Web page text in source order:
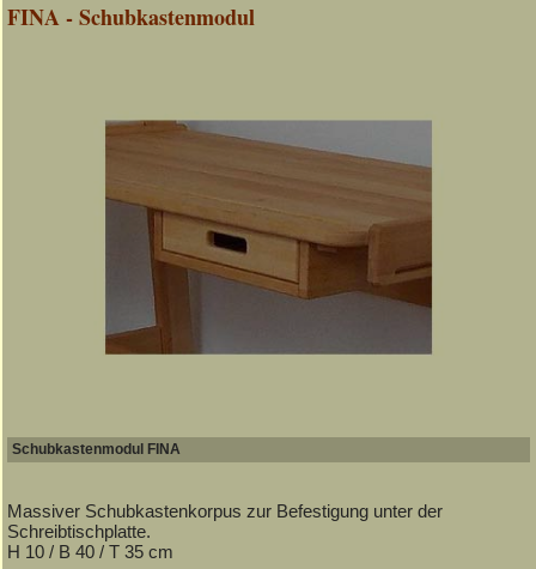
FINA - Schubkastenmodul
Schubkastenmodul FINA
Massiver Schubkastenkorpus zur Befestigung unter der
Schreibtischplatte.
H 10 / B 40 / T 35 cm